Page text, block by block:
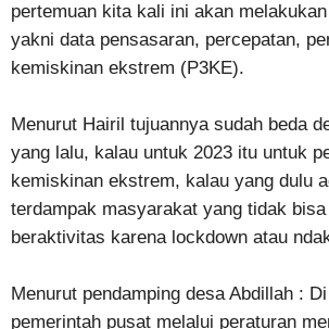
pertemuan kita kali ini akan
yakni data pensasaran, percepatan,
kemiskinan ekstrem (P3KE).
Menurut Hairil tujuannya sudah beda
yang lalu, kalau untuk 2023 itu untuk
kemiskinan ekstrem, kalau yang dulu
terdampak masyarakat yang tidak
beraktivitas karena lockdown atau
Menurut pendamping desa Abdillah :
pemerintah pusat melalui peraturan